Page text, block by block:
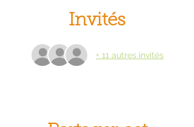
Invités
+ 11 autres invités